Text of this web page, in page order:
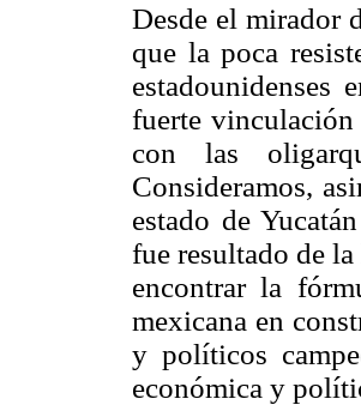
Desde el mirador
que la poca
fuerte
con las
Consideramos,
estado de
fue resultado de
encontrar la
mexicana en
y políticos
económica y